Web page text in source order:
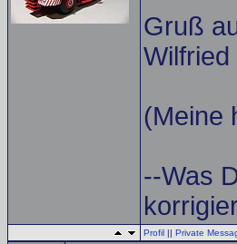
Gruß
(Meine
--Was
Profil || Private